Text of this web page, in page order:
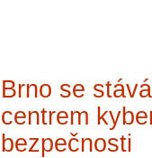
Brno se
centrem
bezpečnosti